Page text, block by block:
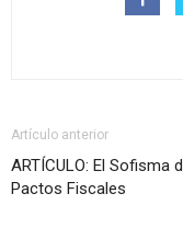
Artículo anterior
ARTÍCULO: El Sofisma
Pactos Fiscales